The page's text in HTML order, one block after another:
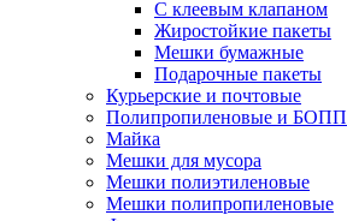
С клеевым клапаном
Жиростойкие пакеты
Мешки бумажные
Подарочные пакеты
Курьерские и почтовые
Полипропиленовые и БОПП
Майка
Мешки для мусора
Мешки полиэтиленовые
Мешки полипропиленовые